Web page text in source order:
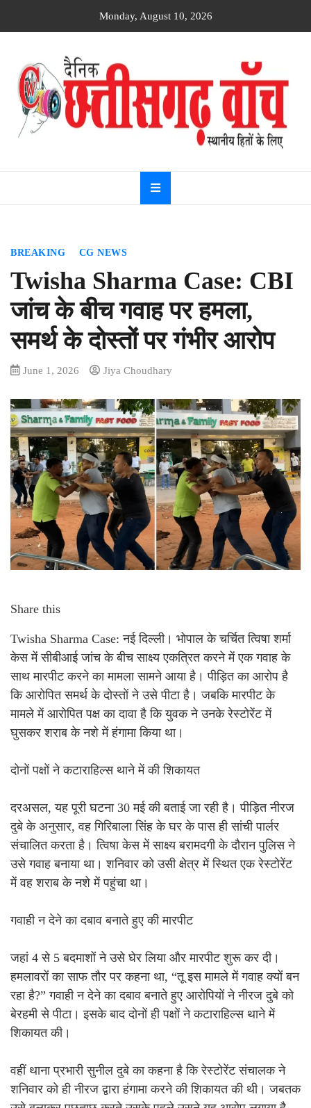
Monday, August 10, 2026
Dainik
Chhattisgarh
watch
BREAKING CG NEWS
Twisha Sharma Case: CBI
जांच के बीच गवाह पर हमला,
समर्थ के दोस्तों पर गंभीर आरोप
June 1, 2026 Jiya Choudhary
Share this
Twisha Sharma Case: नई दिल्ली। भोपाल के चर्चित त्विषा शर्मा
केस में सीबीआई जांच के बीच साक्ष्य एकत्रित करने में एक गवाह के
साथ मारपीट करने का मामला सामने आया है। पीड़ित का आरोप है
कि आरोपित समर्थ के दोस्तों ने उसे पीटा है। जबकि मारपीट के
मामले में आरोपित पक्ष का दावा है कि युवक ने उनके रेस्टोरेंट में
घुसकर शराब के नशे में हंगामा किया था।
दोनों पक्षों ने कटाराहिल्स थाने में की शिकायत
दरअसल, यह पूरी घटना 30 मई की बताई जा रही है। पीड़ित नीरज
दुबे के अनुसार, वह गिरिबाला सिंह के घर के पास ही सांची पार्लर
संचालित करता है। त्विषा केस में साक्ष्य बरामदगी के दौरान पुलिस ने
उसे गवाह बनाया था। शनिवार को उसी क्षेत्र में स्थित एक रेस्टोरेंट
में वह शराब के नशे में पहुंचा था।
गवाही न देने का दबाव बनाते हुए की मारपीट
जहां 4 से 5 बदमाशों ने उसे घेर लिया और मारपीट शुरू कर दी।
हमलावरों का साफ तौर पर कहना था, “तू इस मामले में गवाह क्यों बन
रहा है?” गवाही न देने का दबाव बनाते हुए आरोपियों ने नीरज दुबे को
बेरहमी से पीटा। इसके बाद दोनों ही पक्षों ने कटाराहिल्स थाने में
शिकायत की।
वहीं थाना प्रभारी सुनील दुबे का कहना है कि रेस्टोरेंट संचालक ने
शनिवार को ही नीरज द्वारा हंगामा करने की शिकायत की थी। जबतक